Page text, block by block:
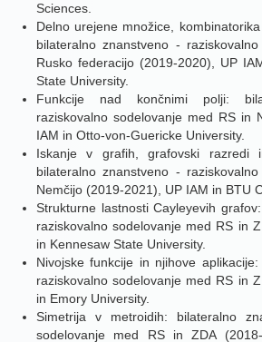
Sciences.
Delno urejene množice,
bilateralno znanstveno -
Rusko federacijo (2019-2020), UP
State University.
Funkcije nad končnimi polji:
raziskovalno sodelovanje med RS in
IAM in Otto-von-Guericke University.
Iskanje v grafih, grafovski razredi
bilateralno znanstveno -
Nemčijo (2019-2021), UP IAM in BTU
Strukturne lastnosti Cayleyevih
raziskovalno sodelovanje med RS in
in Kennesaw State University.
Nivojske funkcije in njihove
raziskovalno sodelovanje med RS in
in Emory University.
Simetrija v metroidih: bilateralno
sodelovanje med RS in ZDA